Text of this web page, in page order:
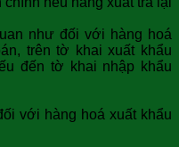
như đối với hàng hoá
trên tờ khai xuất khẩu
đến tờ khai nhập khẩu
với hàng hoá xuất khẩu